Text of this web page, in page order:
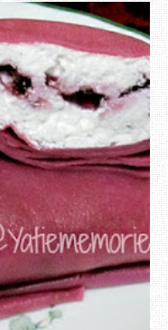
dan akan
pelajar
mudah untuk di
tamat jam
di tetapkan,
anda.
tapi dalam hal -